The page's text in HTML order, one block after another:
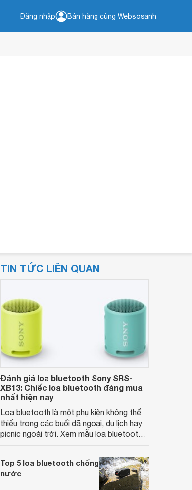
Đăng nhập Bán hàng cùng Websosanh
TIN TỨC LIÊN QUAN
Đánh giá loa bluetooth Sony SRS-
XB13: Chiếc loa bluetooth đáng mua
nhất hiện nay
Loa bluetooth là một phụ kiện không thể
thiếu trong các buổi dã ngoại, du lịch hay
picnic ngoài trời. Xem mẫu loa bluetooth
nhiều người lựa chọn ngay trong bài viết.
Top 5 loa bluetooth chống
nước